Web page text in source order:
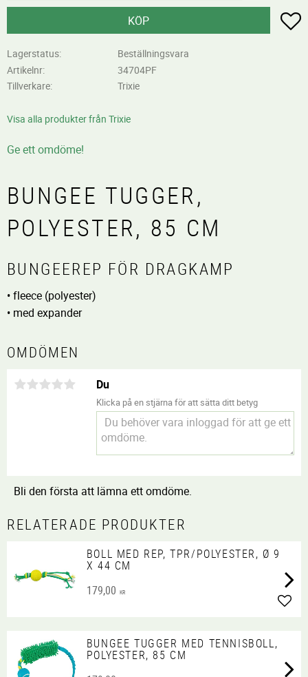
KÖP
Lagerstatus
Beställningsvara
Artikelnr
34704PF
Tillverkare
Trixie
Visa alla produkter från Trixie
Ge ett omdöme!
BUNGEE TUGGER,
POLYESTER, 85 CM
BUNGEEREP FÖR DRAGKAMP
• fleece (polyester)
• med expander
OMDÖMEN
Du
Klicka på en stjärna för att sätta ditt betyg
Bli den första att lämna ett omdöme.
RELATERADE PRODUKTER
BOLL MED REP, TPR/POLYESTER, Ø 9
X 44 CM
179,00 KR
BUNGEE TUGGER MED TENNISBOLL,
POLYESTER, 85 CM